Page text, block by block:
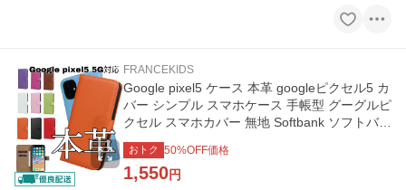
FRANCEKIDS
Google pixel5 ケース 本革 googleピクセル5 カ
バー シンプル スマホケース 手帳型 グーグルピ
クセル スマホカバー 無地 Softbank ソフトバン
ク
おトク 50%OFF価格
1,550円